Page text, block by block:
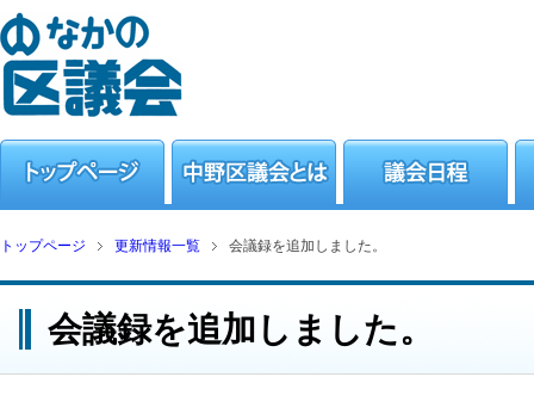
トップページ 更新情報一覧 会議録を追加しました。
会議録を追加しました。